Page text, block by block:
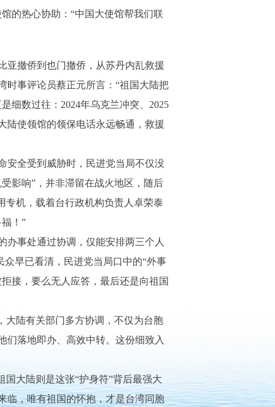
的热心协助：“中国大使馆帮我们联
撤侨到也门撤侨，从苏丹内乱救援
时事评论员蔡正元所言：“祖国大陆把
细数过往：2024年乌克兰冲突、2025
陆使领馆的领保电话永远畅通，救援
全受到威胁时，民进党当局不仅没
影响”，并非滞留在战火地区，随后
专机，载着台行政机构负责人卓荣泰
！”
事处通过协调，仅能安排两三个人
早已看清，民进党当局口中的“外事
接，要么无人应答，最后还是向祖国
陆有关部门多方协调，不仅为台胞
们落地即办、高效中转。这份细致入
大陆则是这张“护身符”背后最强大
临，唯有祖国的怀抱，才是台湾同胞